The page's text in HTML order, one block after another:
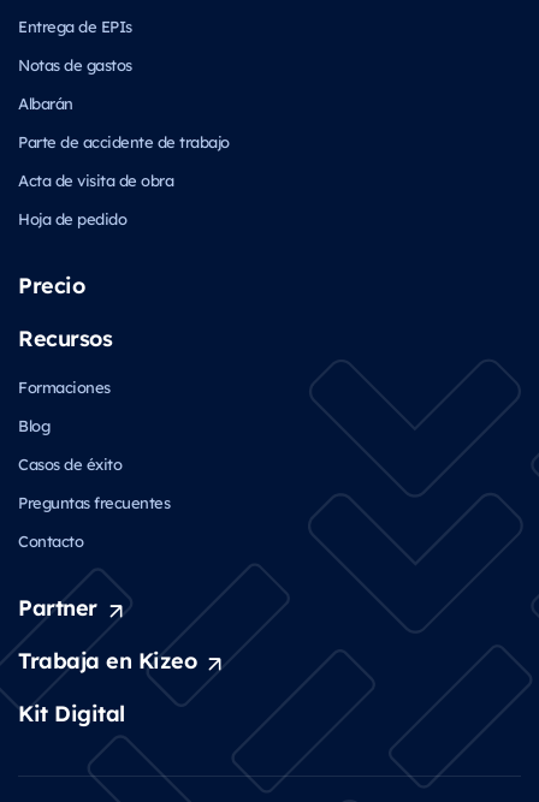
Entrega de EPIs
Notas de gastos
Albarán
Parte de accidente de trabajo
Acta de visita de obra
Hoja de pedido
Precio
Recursos
Formaciones
Blog
Casos de éxito
Preguntas frecuentes
Contacto
Partner
Trabaja en Kizeo
Kit Digital